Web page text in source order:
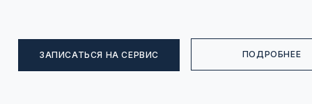
ЗАПИСАТЬСЯ НА СЕРВИС ПОДРОБНЕЕ